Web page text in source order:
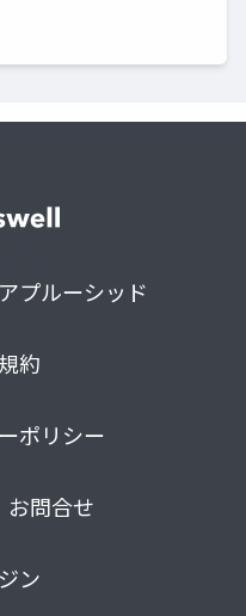
プルーシッド
約
ポリシー
お問合せ
ン